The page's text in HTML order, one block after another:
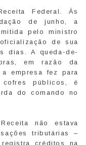
Federal. Às
de junho, a
pelo ministro
de sua
dias. A queda-de-
em razão da
empresa fez para
públicos, é
do comando no
não estava
tributárias –
créditos na